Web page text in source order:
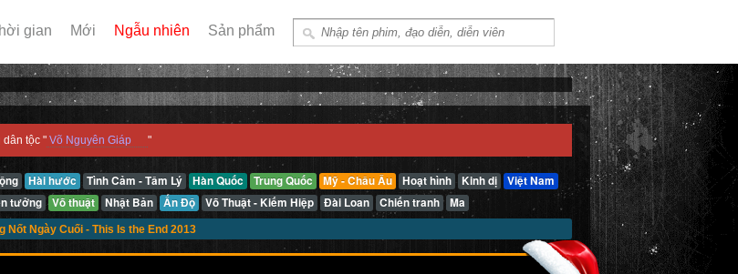
gian Mới Ngẫu nhiên Sản phẩm
tộc " Võ Nguyên Giáp "
Hài hước Tình Cảm - Tâm Lý Hàn Quốc Trung Quốc Mỹ - Châu Âu Hoạt hình Kinh dị
Việt Nam
tưởng Võ thuật Nhật Bản Ấn Độ Võ Thuật - Kiếm Hiệp Đài Loan Chiến tranh Ma
Nốt Ngày Cuối - This Is the End 2013